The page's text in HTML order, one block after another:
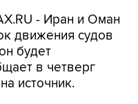
- Иран и Оман
движения судов
будет
в четверг
источник.